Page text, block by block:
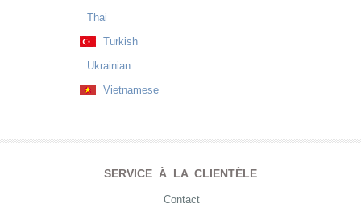
Thai
Turkish
Ukrainian
Vietnamese
SERVICE À LA CLIENTÈLE
Contact